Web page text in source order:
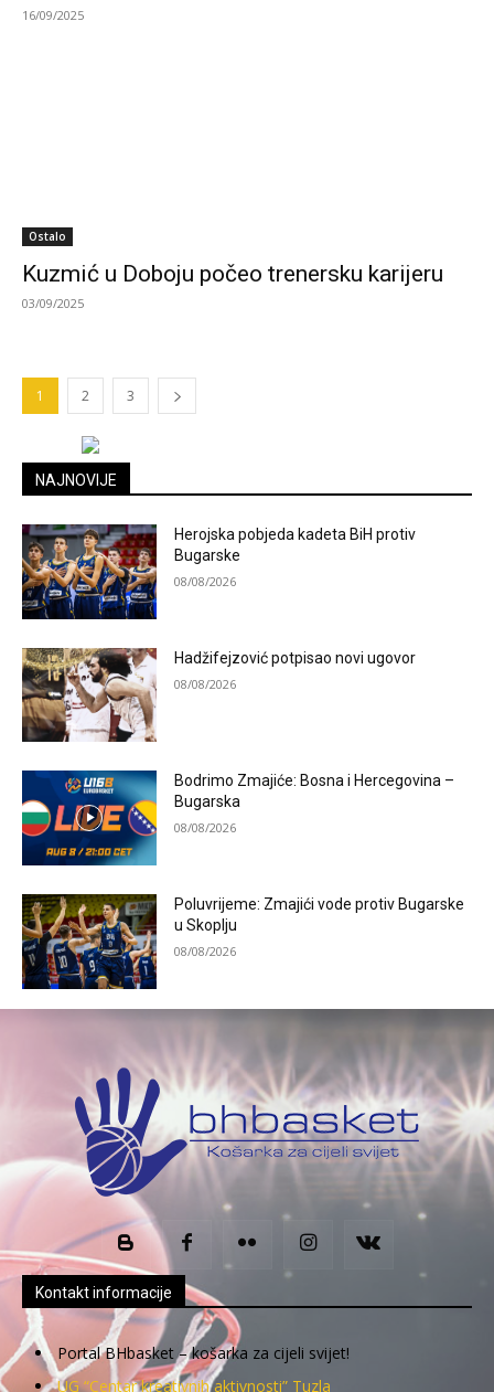
16/09/2025
Ostalo
Kuzmić u Doboju počeo trenersku karijeru
03/09/2025
1 2 3
NAJNOVIJE
Herojska pobjeda kadeta BiH protiv
Bugarske
08/08/2026
Hadžifejzović potpisao novi ugovor
08/08/2026
Bodrimo Zmajiće: Bosna i Hercegovina –
Bugarska
08/08/2026
Poluvrijeme: Zmajići vode protiv Bugarske
u Skoplju
08/08/2026
Kontakt informacije
Portal BHbasket – košarka za cijeli svijet!
UG “Centar kreativnih aktivnosti” Tuzla